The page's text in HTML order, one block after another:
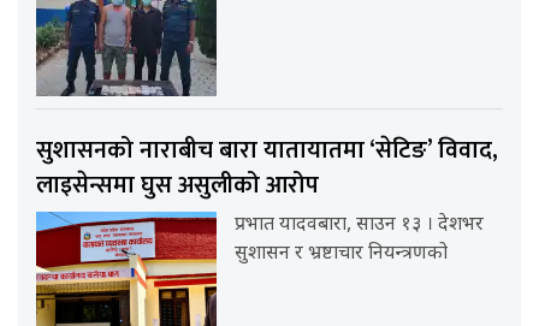
सुशासनको नाराबीच बारा यातायातमा ‘सेटिङ’ विवाद,
लाइसेन्समा घुस असुलीको आरोप
प्रभात यादवबारा, साउन १३ । देशभर
सुशासन र भ्रष्टाचार नियन्त्रणको